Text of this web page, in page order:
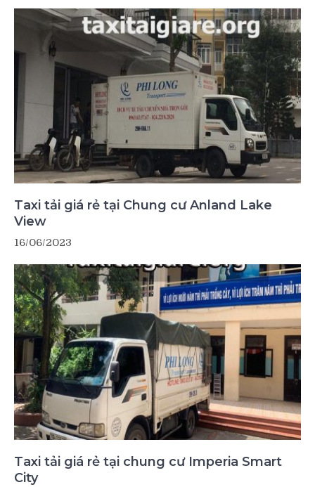
Taxi tải giá rẻ tại Chung cư Anland Lake
View
16/06/2023
Taxi tải giá rẻ tại chung cư Imperia Smart
City